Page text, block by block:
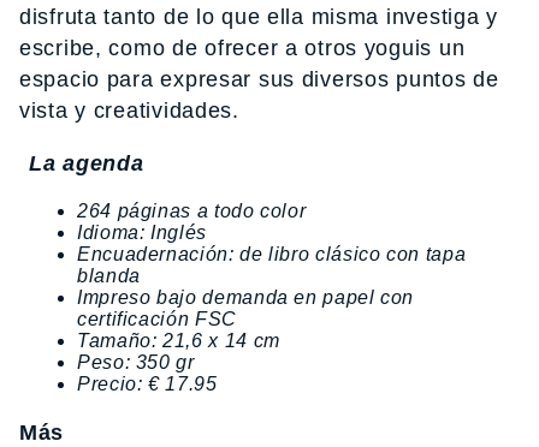
disfruta tanto de lo que ella misma investiga y
escribe, como de ofrecer a otros yoguis un
espacio para expresar sus diversos puntos de
vista y creatividades.
La agenda
264 páginas a todo color
Idioma: Inglés
Encuadernación: de libro clásico con tapa
blanda
Impreso bajo demanda en papel con
certificación FSC
Tamaño: 21,6 x 14 cm
Peso: 350 gr
Precio: € 17.95
Más